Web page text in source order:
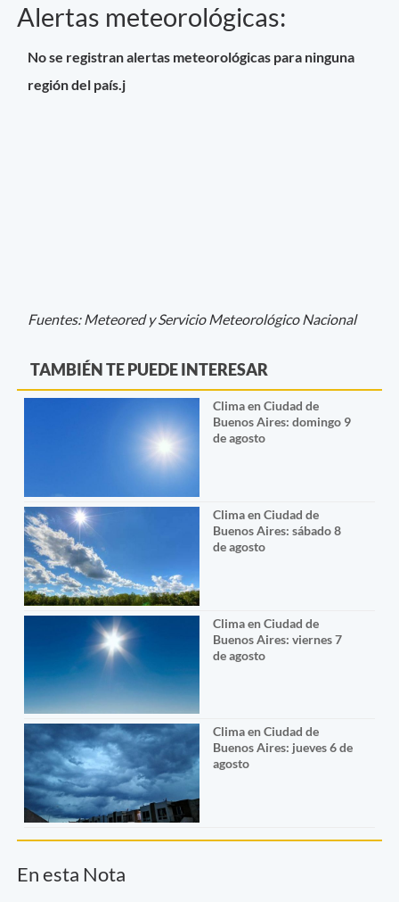
Alertas meteorológicas:
No se registran alertas meteorológicas para ninguna
región del país.j
Fuentes: Meteored y Servicio Meteorológico Nacional
TAMBIÉN TE PUEDE INTERESAR
Clima en Ciudad de
Buenos Aires: domingo 9
de agosto
Clima en Ciudad de
Buenos Aires: sábado 8
de agosto
Clima en Ciudad de
Buenos Aires: viernes 7
de agosto
Clima en Ciudad de
Buenos Aires: jueves 6 de
agosto
En esta Nota